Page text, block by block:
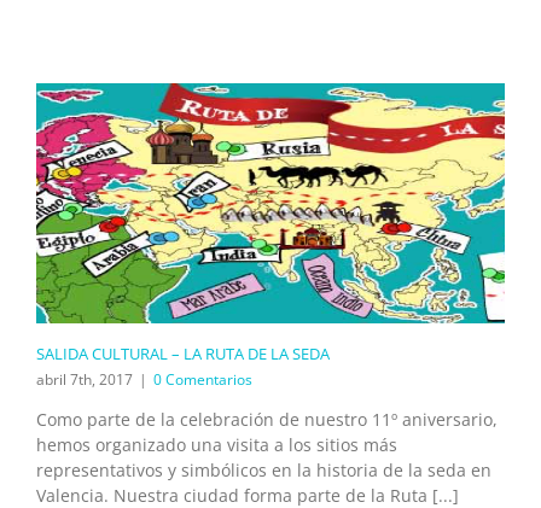
SALIDA CULTURAL – LA RUTA DE LA SEDA
abril 7th, 2017 | 0 Comentarios
Como parte de la celebración de nuestro 11º aniversario,
hemos organizado una visita a los sitios más
representativos y simbólicos en la historia de la seda en
Valencia. Nuestra ciudad forma parte de la Ruta [...]